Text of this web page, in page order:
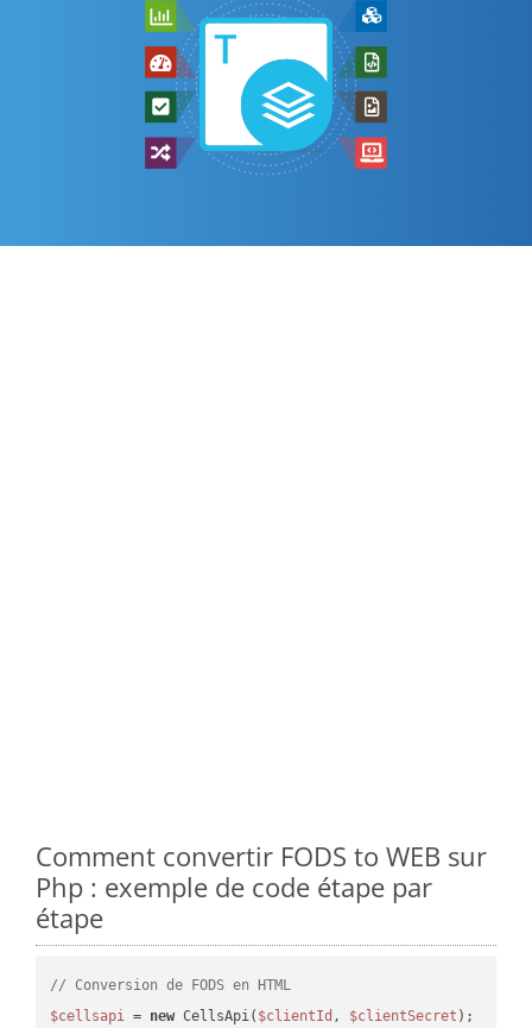
Comment convertir FODS to WEB sur
Php : exemple de code étape par
étape
// Conversion de FODS en HTML
$cellsapi = new CellsApi( $clientId , $clientSecret